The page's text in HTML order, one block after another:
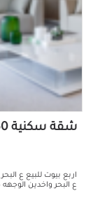
شقة سكنية 350م للبيع كاش بمركز الفيوم الفيوم
اربع بيوت للبيع ع
ع البحر واخدين الوجهه